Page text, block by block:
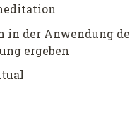
in der Anwendung
ergeben